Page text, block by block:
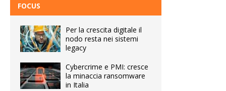
FOCUS
Per la crescita digitale il
nodo resta nei sistemi
legacy
Cybercrime e PMI: cresce
la minaccia ransomware
in Italia